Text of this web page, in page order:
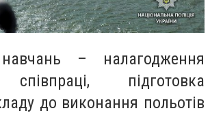
– налагодження
підготовка
до виконання польотів